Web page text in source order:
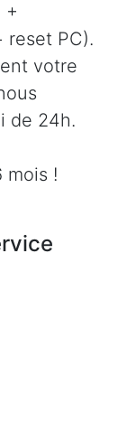
+
reset PC).
votre
de 24h.
mois !